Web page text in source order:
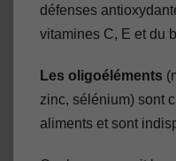
défenses
vitamines C, E et du
Les oligoéléments
zinc, sélénium) sont
aliments et sont